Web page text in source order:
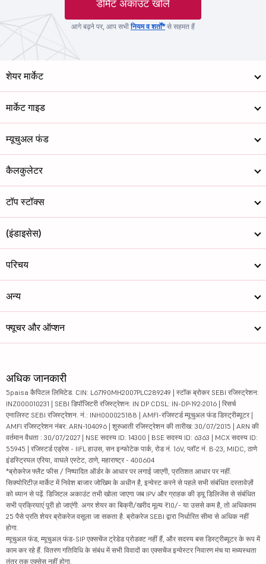
डीमैट अकाउंट खोलें
आगे बढ़ने पर, आप सभीनियम व शर्तों*से सहमत हैं
शेयर मार्केट
मार्केट गाइड
म्यूचुअल फंड
कैलकुलेटर
टॉप स्टॉक्स
(इंडाइसेस)
परिचय
अन्य
फ्यूचर और ऑप्शन
अधिक जानकारी
5paisa कैपिटल लिमिटेड. CIN: L67190MH2007PLC289249 | स्टॉक ब्रोकर SEBI रजिस्ट्रेशन:
INZ000010231 | SEBI डिपॉजिटरी रजिस्ट्रेशन: IN DP CDSL: IN-DP-192-2016 | रिसर्च
एनालिस्ट SEBI रजिस्ट्रेशन. नं.: INH000025188 | AMFI-रजिस्टर्ड म्यूचुअल फंड डिस्ट्रीब्यूटर |
AMFI रजिस्ट्रेशन नंबर: ARN-104096 | शुरुआती रजिस्ट्रेशन की तारीख: 30/07/2015 | ARN की
वर्तमान वैधता : 30/07/2027 | NSE सदस्य ID: 14300 | BSE सदस्य ID: 6363 | MCX सदस्य ID:
55945 | रजिस्टर्ड एड्रेस - IIFL हाउस, सन इन्फोटेक पार्क, रोड नं. 16V, प्लॉट नं. B-23, MIDC, ठाणे
इंडस्ट्रियल एरिया, वाघले एस्टेट, ठाणे, महाराष्ट्र - 400604
*ब्रोकरेज फ्लैट फीस / निष्पादित ऑर्डर के आधार पर लगाई जाएगी, प्रतिशत आधार पर नहीं.
सिक्योरिटीज़ मार्केट में निवेश बाजार जोखिम के अधीन है, इन्वेस्ट करने से पहले सभी संबंधित दस्तावेज़ों
को ध्यान से पढ़ें. डिजिटल अकाउंट तभी खोला जाएगा जब IPV और ग्राहक की ड्यू डिलिजेंस से संबंधित
सभी प्रक्रियाएं पूरी हो जाएंगी. अगर शेयर का बिक्री/खरीद मूल्य ₹10/- या उससे कम है, तो अधिकतम
25 पैसे प्रति शेयर ब्रोकरेज वसूला जा सकता है. ब्रोकरेज SEBI द्वारा निर्धारित सीमा से अधिक नहीं
होगा.
म्यूचुअल फंड, म्यूचुअल फंड-SIP एक्सचेंज ट्रेडेड प्रोडक्ट नहीं हैं, और सदस्य बस डिस्ट्रीब्यूटर के रूप में
काम कर रहे हैं. वितरण गतिविधि के संबंध में सभी विवादों का एक्सचेंज इन्वेस्टर निवारण मंच या मध्यस्थता
तंत्र तक एक्सेस नहीं होगा.